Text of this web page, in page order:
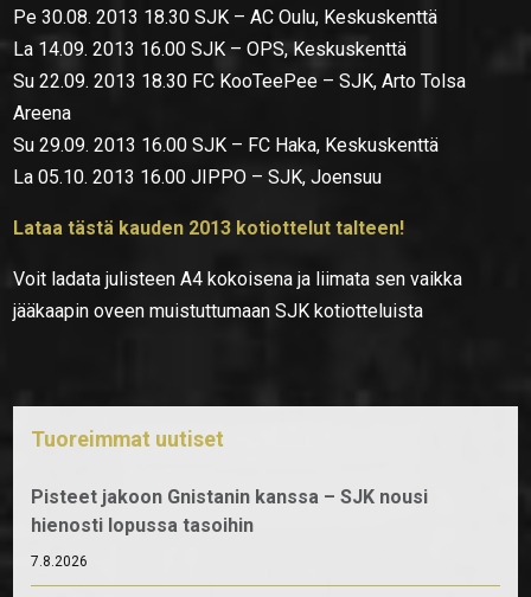
Pe 30.08. 2013 18.30 SJK – AC Oulu, Keskuskenttä
La 14.09. 2013 16.00 SJK – OPS, Keskuskenttä
Su 22.09. 2013 18.30 FC KooTeePee – SJK, Arto Tolsa
Areena
Su 29.09. 2013 16.00 SJK – FC Haka, Keskuskenttä
La 05.10. 2013 16.00 JIPPO – SJK, Joensuu
Lataa tästä kauden 2013 kotiottelut talteen!
Voit ladata julisteen A4 kokoisena ja liimata sen vaikka
jääkaapin oveen muistuttumaan SJK kotiotteluista
Tuoreimmat uutiset
Pisteet jakoon Gnistanin kanssa – SJK nousi
hienosti lopussa tasoihin
7.8.2026